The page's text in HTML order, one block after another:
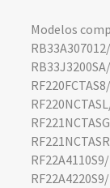
Modelos